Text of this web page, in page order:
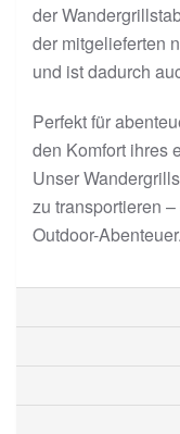
der
der mitgelieferten
und ist dadurch
Perfekt für
den Komfort ihres
Unser
zu transportieren
Outdoor-Abenteuer.